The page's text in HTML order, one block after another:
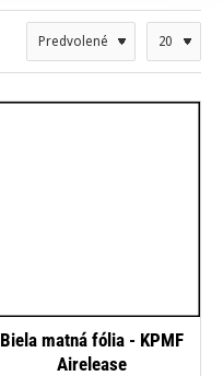
Biela matná fólia - KPMF
Airelease